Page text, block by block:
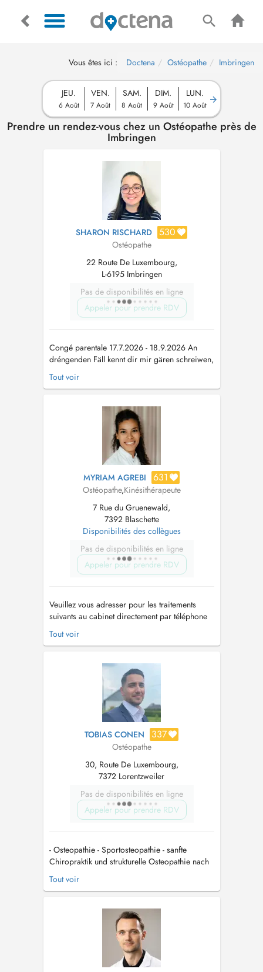
Vous êtes ici : Doctena Ostéopathe Imbringen
JEU.
6 Août
VEN.
7 Août
SAM.
8 Août
DIM.
9 Août
LUN.
10 Août
Prendre un rendez-vous chez un Ostéopathe près de
Imbringen
SHARON RISCHARD 530
Ostéopathe
22 Route De Luxembourg,
L-6195 Imbringen
Pas de disponibilités en ligne
Appeler pour prendre RDV
Congé parentale 17.7.2026 - 18.9.2026 An
dréngenden Fäll kennt dir mir gären schreiwen,
ech ruffen sou séier wei méiglech zréck:
691314789. En cas d'urgence, vous pouvez
osteo.rischard@gmail.com...
Tout voir
MYRIAM AGREBI 631
Ostéopathe,Kinésithérapeute
7 Rue du Gruenewald,
7392 Blaschette
Disponibilités des collègues
Pas de disponibilités en ligne
Appeler pour prendre RDV
Veuillez vous adresser pour les traitements
suivants au cabinet directement par téléphone
s.v.p.: > Rééducation à domicile > Rééducation
post-opératoire > Kinésithérapie respiratoire...
Tout voir
TOBIAS CONEN 337
Ostéopathe
30, Route De Luxembourg,
7372 Lorentzweiler
Pas de disponibilités en ligne
Appeler pour prendre RDV
- Osteopathie - Sportosteopathie - sanfte
Chiropraktik und strukturelle Osteopathie nach
Ackermann (Master) - CMD Therapie aus
osteopathischen Gesichtspunkten Betreff:
Liebe Patienten, wir möchten Sie darauf
hinweisen, dass Sie über Doctena aus...
Tout voir